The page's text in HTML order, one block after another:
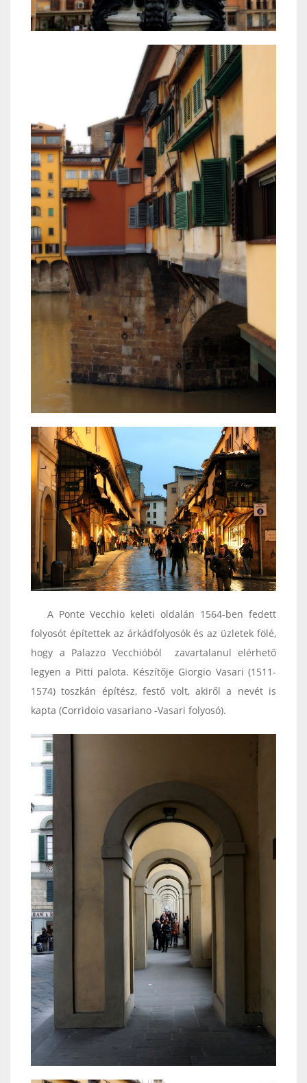
A Ponte Vecchio keleti oldalán 1564-ben fedett
folyosót építettek az árkádfolyosók és az üzletek fölé,
hogy a Palazzo Vecchióból zavartalanul elérhető
legyen a Pitti palota. Készítője Giorgio Vasari (1511-
1574) toszkán építész, festő volt, akiről a nevét is
kapta (Corridoio vasariano -Vasari folyosó).